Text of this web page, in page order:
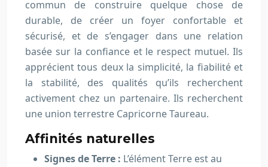
commun de construire quelque chose de
durable, de créer un foyer confortable et
sécurisé, et de s’engager dans une relation
basée sur la confiance et le respect mutuel. Ils
apprécient tous deux la simplicité, la fiabilité et
la stabilité, des qualités qu’ils recherchent
activement chez un partenaire. Ils recherchent
une union terrestre Capricorne Taureau.
Affinités naturelles
Signes de Terre : L’élément Terre est au